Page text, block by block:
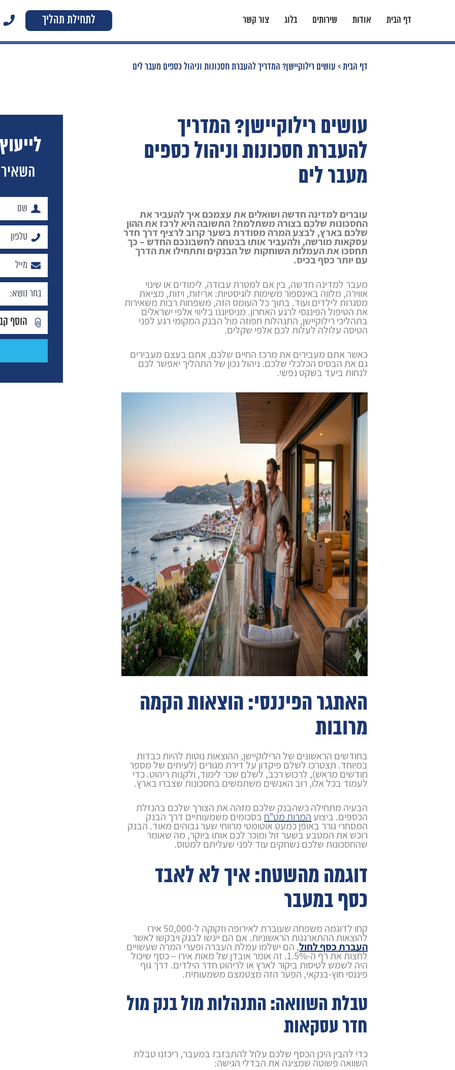
דף הבית אודות שירותים בלוג צור קשר לתחילת תהליך
דף הבית> עושים רילוקיישן? המדריך להעברת חסכונות וניהול כספים מעבר לים
עושים רילוקיישן? המדריך
להעברת חסכונות וניהול כספים
מעבר לים
עוברים למדינה חדשה ושואלים את עצמכם איך להעביר את
החסכונות שלכם בצורה משתלמת? התשובה היא לרכז את ההון
שלכם בארץ, לבצע המרה מסודרת בשער קרוב לרציף דרך חדר
עסקאות מורשה, ולהעביר אותו בבטחה לחשבונכם החדש – כך
תחסכו את העמלות השוחקות של הבנקים ותתחילו את הדרך
עם יותר כסף בכיס.
מעבר למדינה חדשה, בין אם למטרת עבודה, לימודים או שינוי
אווירה, מלווה באינספור משימות לוגיסטיות: אריזות, ויזות, מציאת
מסגרות לילדים ועוד. בתוך כל העומס הזה, משפחות רבות משאירות
את הטיפול הפיננסי לרגע האחרון. מניסיוננו בליווי אלפי ישראלים
בתהליכי רילוקיישן, התנהלות חפוזה מול הבנק המקומי רגע לפני
הטיסה עלולה לעלות לכם אלפי שקלים.
כאשר אתם מעבירים את מרכז החיים שלכם, אתם בעצם מעבירים
גם את הבסיס הכלכלי שלכם. ניהול נכון של התהליך יאפשר לכם
לנחות ביעד בשקט נפשי.
האתגר הפיננסי: הוצאות הקמה
מרובות
בחודשים הראשונים של הרילוקיישן, ההוצאות נוטות להיות כבדות
במיוחד. תצטרכו לשלם פיקדון על דירת מגורים (לעיתים של מספר
חודשים מראש), לרכוש רכב, לשלם שכר לימוד, ולקנות ריהוט. כדי
לעמוד בכל אלו, רוב האנשים משתמשים בחסכונות שצברו בארץ.
הבעיה מתחילה כשהבנק שלכם מזהה את הצורך שלכם בהנזלת
הכספים. ביצועהמרות מט"ח בסכומים משמעותיים דרך הבנק
המסחרי גורר באופן כמעט אוטומטי מרווחי שער גבוהים מאוד. הבנק
רוכש את המטבע בשער זול ומוכר לכם אותו ביוקר, מה שאומר
שהחסכונות שלכם נשחקים עוד לפני שעליתם למטוס.
דוגמה מהשטח: איך לא לאבד
כסף במעבר
קחו לדוגמה משפחה שעוברת לאירופה וזקוקה ל-50,000 אירו
להוצאות ההתארגנות הראשוניות. אם הם ייגשו לבנק ויבקשו לאשר
העברת כסף לחול, הם ישלמו עמלת העברה ופערי המרה שעשויים
לחצות את רף ה-1.5%. זה אומר אובדן של מאות אירו – כסף שיכול
היה לשמש לטיסות ביקור לארץ או לריהוט חדר הילדים. דרך גוף
פיננסי חוץ-בנקאי, הפער הזה מצטמצם משמעותית.
טבלת השוואה: התנהלות מול בנק מול
חדר עסקאות
כדי להבין היכן הכסף שלכם עלול להתבזבז במעבר, ריכזנו טבלת
השוואה פשוטה שמציגה את הבדלי הגישה:
הוסף